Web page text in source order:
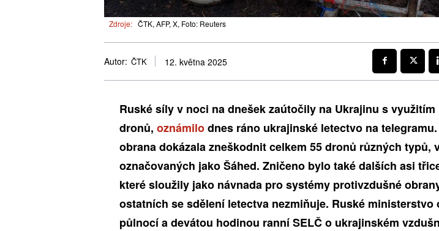
Zdroje: ČTK, AFP, X, Foto: Reuters
Autor: ČTK 12. května 2025
Ruské síly v noci na dnešek zaútočily na Ukrajinu s využitím
dronů, oznámilodnes ráno ukrajinské letectvo na
obrana dokázala zneškodnit celkem 55 dronů různých typů,
označovaných jako Šáhed. Zničeno bylo také dalších asi
které sloužily jako návnada pro systémy protivzdušné
ostatních se sdělení letectva nezmiňuje. Ruské ministerstvo
půlnocí a devátou hodinou ranní SELČ o ukrajinském